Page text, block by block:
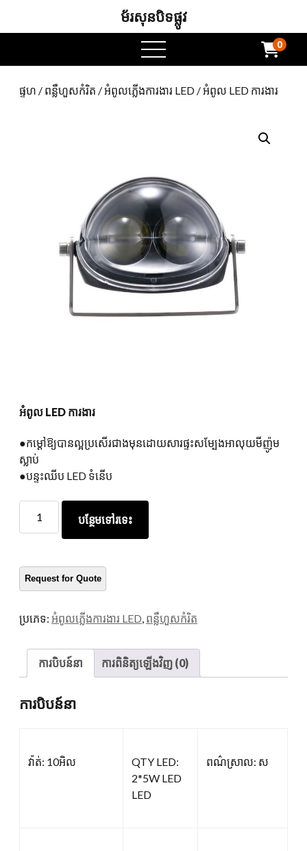
ម័រសុនបិទផ្លូវ
ម៉ឺនុយបើក 0
ផ្ទហ / ពន្លឺហួសកំរិត /អំពូលភ្លើងការងារ LED / អំពូល LED ការងារ
អំពូល LED ការងារ
●កម្តៅឱ្យបានល្អប្រសើរជាងមុនដោយសារផ្ទះសម្បែងអាលុយមីញ៉ូម
ស្លាប់
●បន្ទះឈីប LED ទំនើប
LED
មាន
បន្ថែមទៅរទេះ
ប្រភេទ: អំពូលភ្លើងការងារ LED ពន្លឺហួសកំរិត
ការបិបន៍នា ការពិនិត្យឡើងវិញ (0)
ការបិបន៍នា
វ៉ាត់: 10អិល
QTY LED:
2*5W LED
LED
ពណ៌ស្រាល: ស